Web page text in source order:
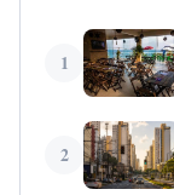
1
2